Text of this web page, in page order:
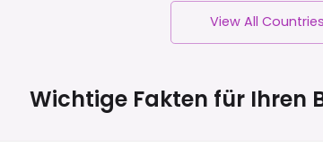
View All Countries
Wichtige Fakten für Ihren